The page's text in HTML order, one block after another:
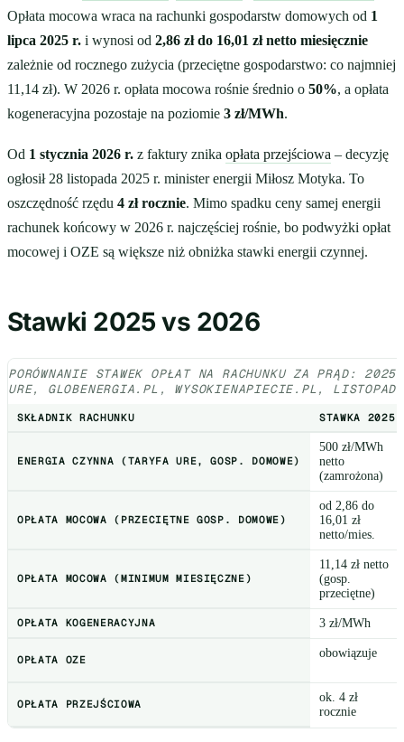
Opłata mocowa wraca na rachunki gospodarstw domowych od 1
lipca 2025 r. i wynosi od 2,86 zł do 16,01 zł netto miesięcznie
zależnie od rocznego zużycia (przeciętne gospodarstwo: co najmniej
11,14 zł). W 2026 r. opłata mocowa rośnie średnio o 50%, a opłata
kogeneracyjna pozostaje na poziomie 3 zł/MWh.
Od 1 stycznia 2026 r. z faktury znika opłata przejściowa – decyzję
ogłosił 28 listopada 2025 r. minister energii Miłosz Motyka. To
oszczędność rzędu 4 zł rocznie. Mimo spadku ceny samej energii
rachunek końcowy w 2026 r. najczęściej rośnie, bo podwyżki opłat
mocowej i OZE są większe niż obniżka stawki energii czynnej.
Stawki 2025 vs 2026
PORÓWNANIE STAWEK OPŁAT NA RACHUNKU ZA PRĄD:
URE, GLOBENERGIA.PL, WYSOKIENAPIECIE.PL,
SKŁADNIK RACHUNKU STAWKA 2025
ENERGIA CZYNNA (TARYFA URE, GOSP. DOMOWE)
500 zł/MWh
netto
(zamrożona)
OPŁATA MOCOWA (PRZECIĘTNE GOSP. DOMOWE)
od 2,86 do
16,01 zł
netto/mies.
OPŁATA MOCOWA (MINIMUM MIESIĘCZNE)
11,14 zł netto
(gosp.
przeciętne)
OPŁATA KOGENERACYJNA 3 zł/MWh
OPŁATA OZE obowiązuje
OPŁATA PRZEJŚCIOWA
ok. 4 zł
rocznie